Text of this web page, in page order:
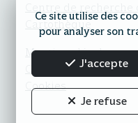
Centre de
Cartothèque
Mentions légales
Confidentialité
Cookies
Ce site utilise des
pour analyser son
J'accepte
Je refuse